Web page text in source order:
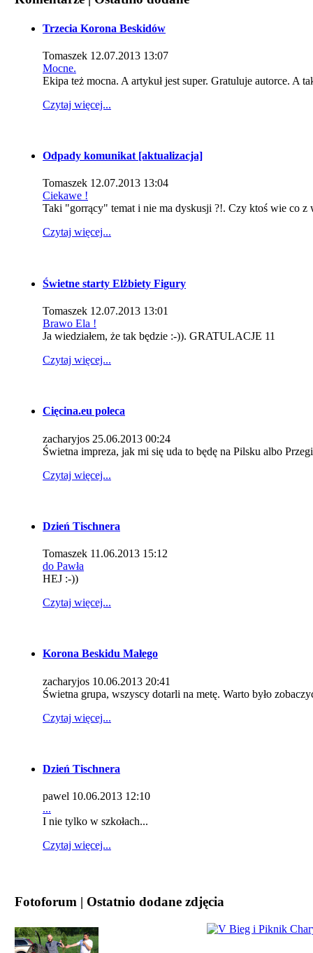
Trzecia Korona Beskidów
Tomaszek 12.07.2013 13:07
Mocne.
Ekipa też mocna. A artykuł jest super. Gratuluje autorce. A
Czytaj więcej...
Odpady komunikat [aktualizacja]
Tomaszek 12.07.2013 13:04
Ciekawe !
Taki "gorrący" temat i nie ma dyskusji ?!. Czy ktoś wie co z
Czytaj więcej...
Świetne starty Elżbiety Figury
Tomaszek 12.07.2013 13:01
Brawo Ela !
Ja wiedziałem, że tak będzie :-)). GRATULACJE 11
Czytaj więcej...
Cięcina.eu poleca
zacharyjos 25.06.2013 00:24
Świetna impreza, jak mi się uda to będę na Pilsku albo
Czytaj więcej...
Dzień Tischnera
Tomaszek 11.06.2013 15:12
do Pawła
HEJ :-))
Czytaj więcej...
Korona Beskidu Małego
zacharyjos 10.06.2013 20:41
Świetna grupa, wszyscy dotarli na metę. Warto było
Czytaj więcej...
Dzień Tischnera
pawel 10.06.2013 12:10
...
I nie tylko w szkołach...
Czytaj więcej...
Fotoforum | Ostatnio dodane zdjęcia